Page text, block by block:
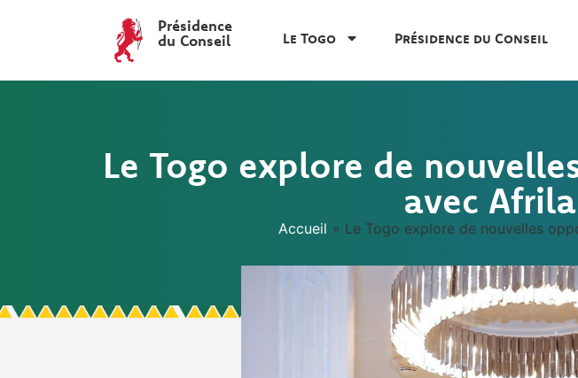
Présidence
du Conseil
Le Togo Présidence du Conseil
Le Togo explore de
avec
Accueil » Le Togo explore de nouvelles